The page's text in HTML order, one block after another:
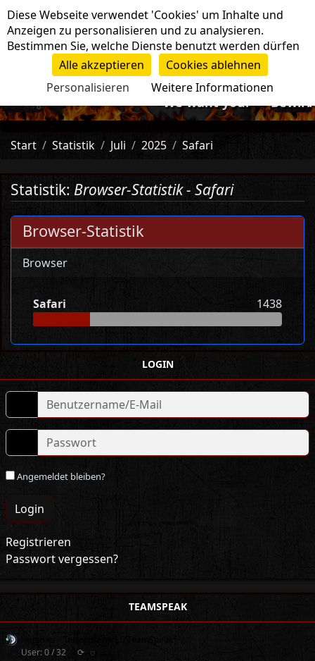
Navigation
-=>We want you!<=- Bewirb
Start Statistik Juli 2025 Safari
Statistik: Browser-Statistik - Safari
Browser-Statistik
Browser
Safari 1438
LOGIN
Angemeldet bleiben?
Login
Registrieren
Passwort vergessen?
TEAMSPEAK
User: 0 / 32
⟳ ◌
Cookie-Einstellungen
Diese Webseite verwendet 'Cookies' um Inhalte und
Anzeigen zu personalisieren und zu analysieren.
Bestimmen Sie, welche Dienste benutzt werden dürfen
Alle akzeptieren
Cookies ablehnen
Personalisieren
Weitere Informationen